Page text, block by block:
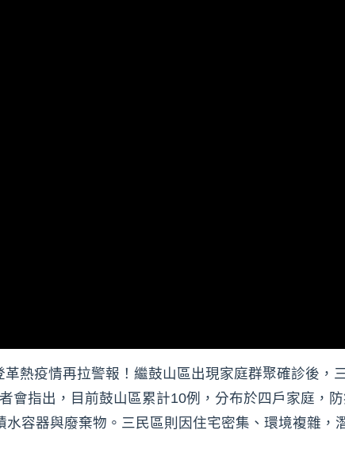
革熱疫情再拉警報！繼鼓山區出現家庭群聚確診後，
會指出，目前鼓山區累計10例，分布於四戶家庭，
容器與廢棄物。三民區則因住宅密集、環境複雜，